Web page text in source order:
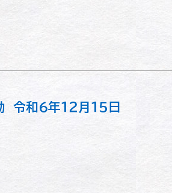
和６年１２月１５日